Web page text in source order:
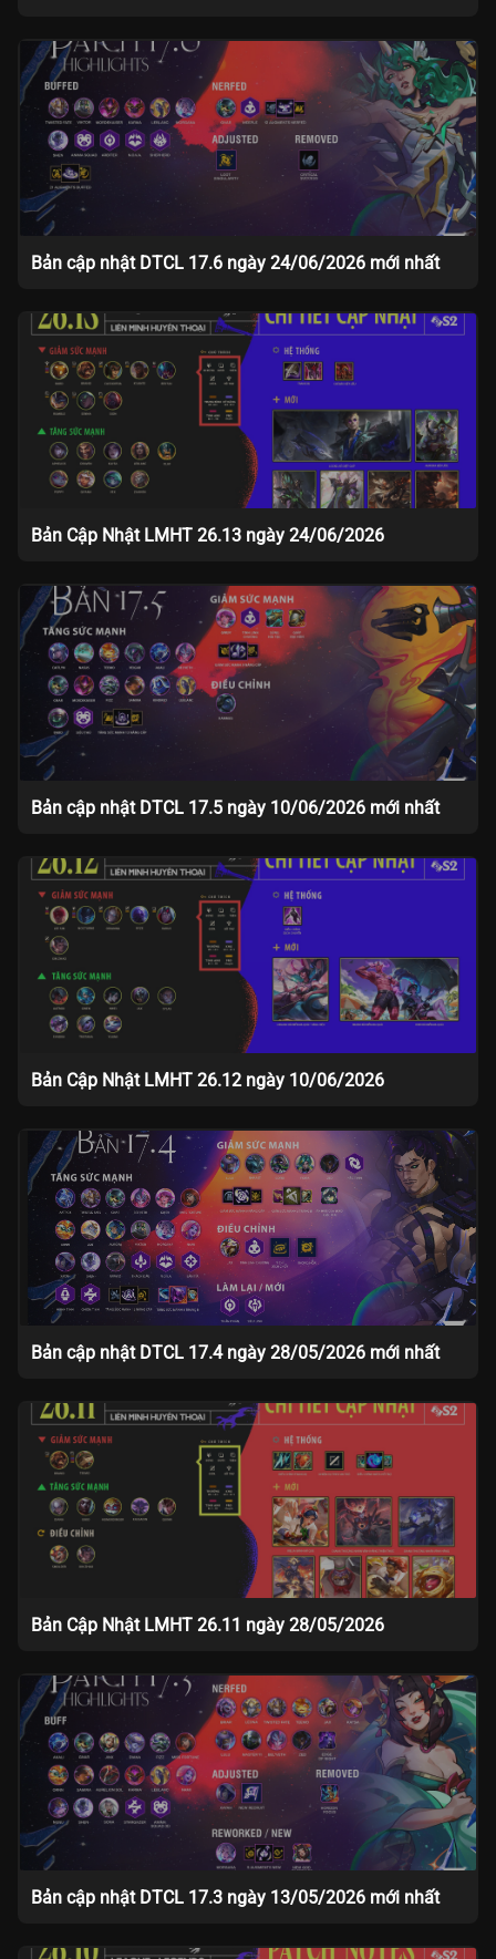
Bản cập nhật DTCL 17.6 ngày 24/06/2026 mới nhất
Bản Cập Nhật LMHT 26.13 ngày 24/06/2026
Bản cập nhật DTCL 17.5 ngày 10/06/2026 mới nhất
Bản Cập Nhật LMHT 26.12 ngày 10/06/2026
Bản cập nhật DTCL 17.4 ngày 28/05/2026 mới nhất
Bản Cập Nhật LMHT 26.11 ngày 28/05/2026
Bản cập nhật DTCL 17.3 ngày 13/05/2026 mới nhất